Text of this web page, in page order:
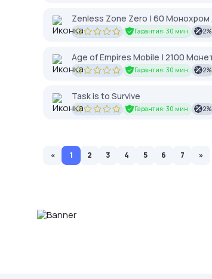
Zenless Zone Zero | 60 Монохром
Гарантия: 30 мин. 2%
Age of Empires Mobile | 2100
Гарантия: 30 мин. 2%
Task is to Survive
Гарантия: 30 мин. 2%
« 1 2 3 4 5 6 7 »